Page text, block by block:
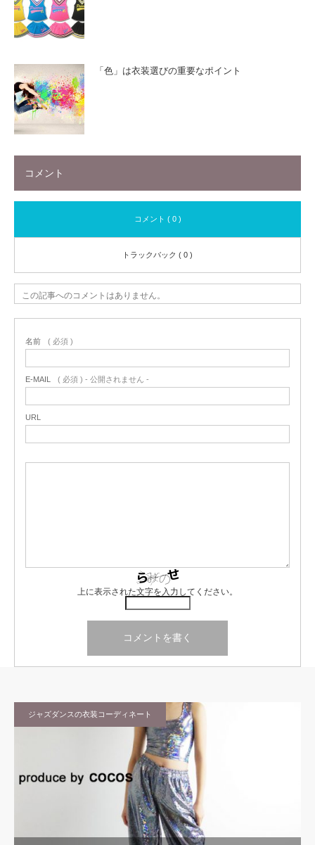
「色」は衣装選びの重要なポイント
コメント
コメント ( 0 )
トラックバック ( 0 )
この記事へのコメントはありません。
名前 ( 必須 )
E-MAIL ( 必須 ) - 公開されません -
URL
上に表示された文字を入力してください。
ジャズダンスの衣装コーディネート